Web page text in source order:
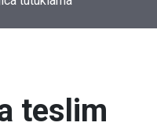
teslim